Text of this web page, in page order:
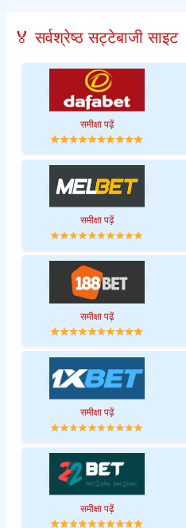
🏅 सर्वश्रेष्ठ सट्टेबाजी साइट
समीक्षा पढ़ें
समीक्षा पढ़ें
समीक्षा पढ़ें
समीक्षा पढ़ें
समीक्षा पढ़ें